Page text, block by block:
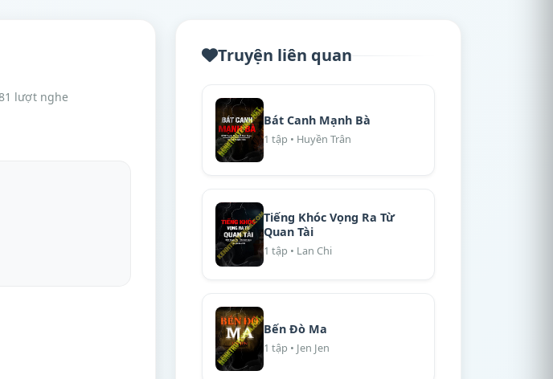
lượt nghe
Truyện liên quan
Bát Canh Mạnh Bà
1 tập • Huyền Trân
Tiếng Khóc Vọng Ra Từ
Quan Tài
1 tập • Lan Chi
Bến Đò Ma
1 tập • Jen Jen